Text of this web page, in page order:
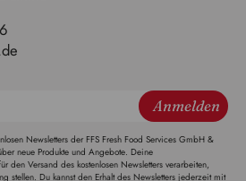
Anmelden
Newsletters der FFS Fresh Food Services GmbH &
neue Produkte und Angebote. Deine
den Versand des kostenlosen Newsletters verarbeiten,
stellen. Du kannst den Erhalt des Newsletters jederzeit mit